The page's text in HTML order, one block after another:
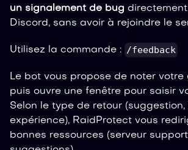
un signalement de bug
Discord, sans avoir à rejoindre le
Utilisez la commande : /feedback
Le bot vous propose de noter votre
puis ouvre une fenêtre pour saisir
Selon le type de retour (suggestion,
expérience), RaidProtect vous
bonnes ressources (serveur